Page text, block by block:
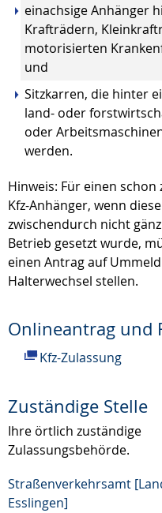
einachsige Anhänger
Krafträdern,
motorisierten
und
Sitzkarren, die hinter
land- oder
oder
werden.
Hinweis: Für einen schon
Kfz-Anhänger, wenn
zwischendurch nicht
Betrieb gesetzt wurde,
einen Antrag auf
Halterwechsel stellen.
Onlineantrag und
Kfz-Zulassung
Zuständige Stelle
Ihre örtlich zuständige
Zulassungsbehörde.
Straßenverkehrsamt
Esslingen]